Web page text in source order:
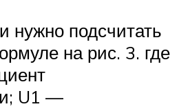
нужно подсчитать
на рис. 3. где
U1 —